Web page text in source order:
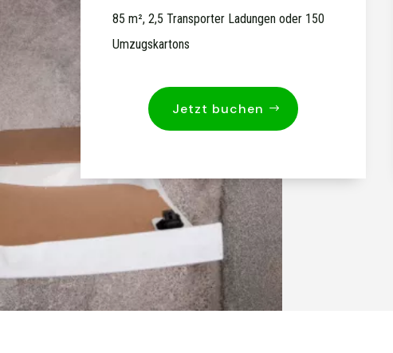
85 m², 2,5 Transporter Ladungen oder 150
Umzugskartons
Jetzt buchen